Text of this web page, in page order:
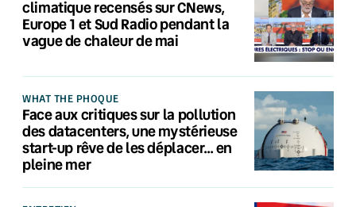
climatique recensés sur CNews,
Europe 1 et Sud Radio pendant la
vague de chaleur de mai
WHAT THE PHOQUE
Face aux critiques sur la pollution
des datacenters, une mystérieuse
start-up rêve de les déplacer… en
pleine mer